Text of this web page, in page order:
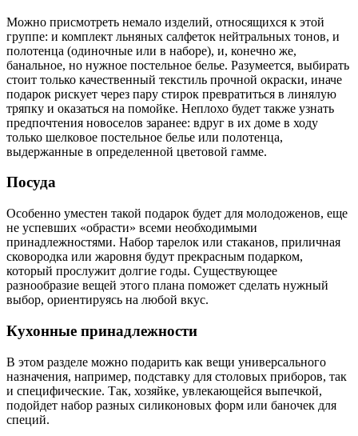
Можно присмотреть немало изделий, относящихся к этой
группе: и комплект льняных салфеток нейтральных тонов, и
полотенца (одиночные или в наборе), и, конечно же,
банальное, но нужное постельное белье. Разумеется, выбирать
стоит только качественный текстиль прочной окраски, иначе
подарок рискует через пару стирок превратиться в линялую
тряпку и оказаться на помойке. Неплохо будет также узнать
предпочтения новоселов заранее: вдруг в их доме в ходу
только шелковое постельное белье или полотенца,
выдержанные в определенной цветовой гамме.
Посуда
Особенно уместен такой подарок будет для молодоженов, еще
не успевших «обрасти» всеми необходимыми
принадлежностями. Набор тарелок или стаканов, приличная
сковородка или жаровня будут прекрасным подарком,
который прослужит долгие годы. Существующее
разнообразие вещей этого плана поможет сделать нужный
выбор, ориентируясь на любой вкус.
Кухонные принадлежности
В этом разделе можно подарить как вещи универсального
назначения, например, подставку для столовых приборов, так
и специфические. Так, хозяйке, увлекающейся выпечкой,
подойдет набор разных силиконовых форм или баночек для
специй.